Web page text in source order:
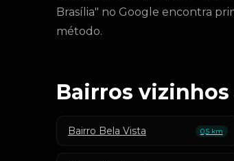
Brasília" no Google encontra
método.
Bairros
Bairro Bela Vista 0,5 km